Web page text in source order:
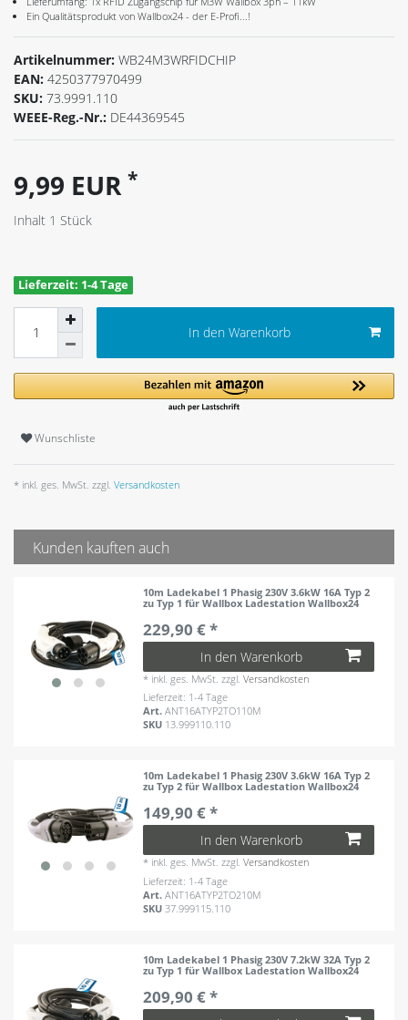
Ein Qualitätsprodukt von Wallbox24 - der E-Profi...!
Artikelnummer: WB24M3WRFIDCHIP
EAN: 4250377970499
SKU: 73.9991.110
WEEE-Reg.-Nr.: DE44369545
9,99 EUR *
Inhalt 1 Stück
Lieferzeit: 1-4 Tage
In den Warenkorb
Wunschliste
* inkl. ges. MwSt. zzgl. Versandkosten
Kunden kauften auch
10m Ladekabel 1 Phasig 230V 3.6kW 16A Typ 2
zu Typ 1 für Wallbox Ladestation Wallbox24
229,90 € *
In den Warenkorb
* inkl. ges. MwSt. zzgl.Versandkosten
Lieferzeit: 1-4 Tage
Art.ANT16ATYP2TO110M
SKU 13.999110.110
10m Ladekabel 1 Phasig 230V 3.6kW 16A Typ 2
zu Typ 2 für Wallbox Ladestation Wallbox24
149,90 € *
In den Warenkorb
* inkl. ges. MwSt. zzgl.Versandkosten
Lieferzeit: 1-4 Tage
Art.ANT16ATYP2TO210M
SKU 37.999115.110
10m Ladekabel 1 Phasig 230V 7.2kW 32A Typ 2
zu Typ 1 für Wallbox Ladestation Wallbox24
209,90 € *